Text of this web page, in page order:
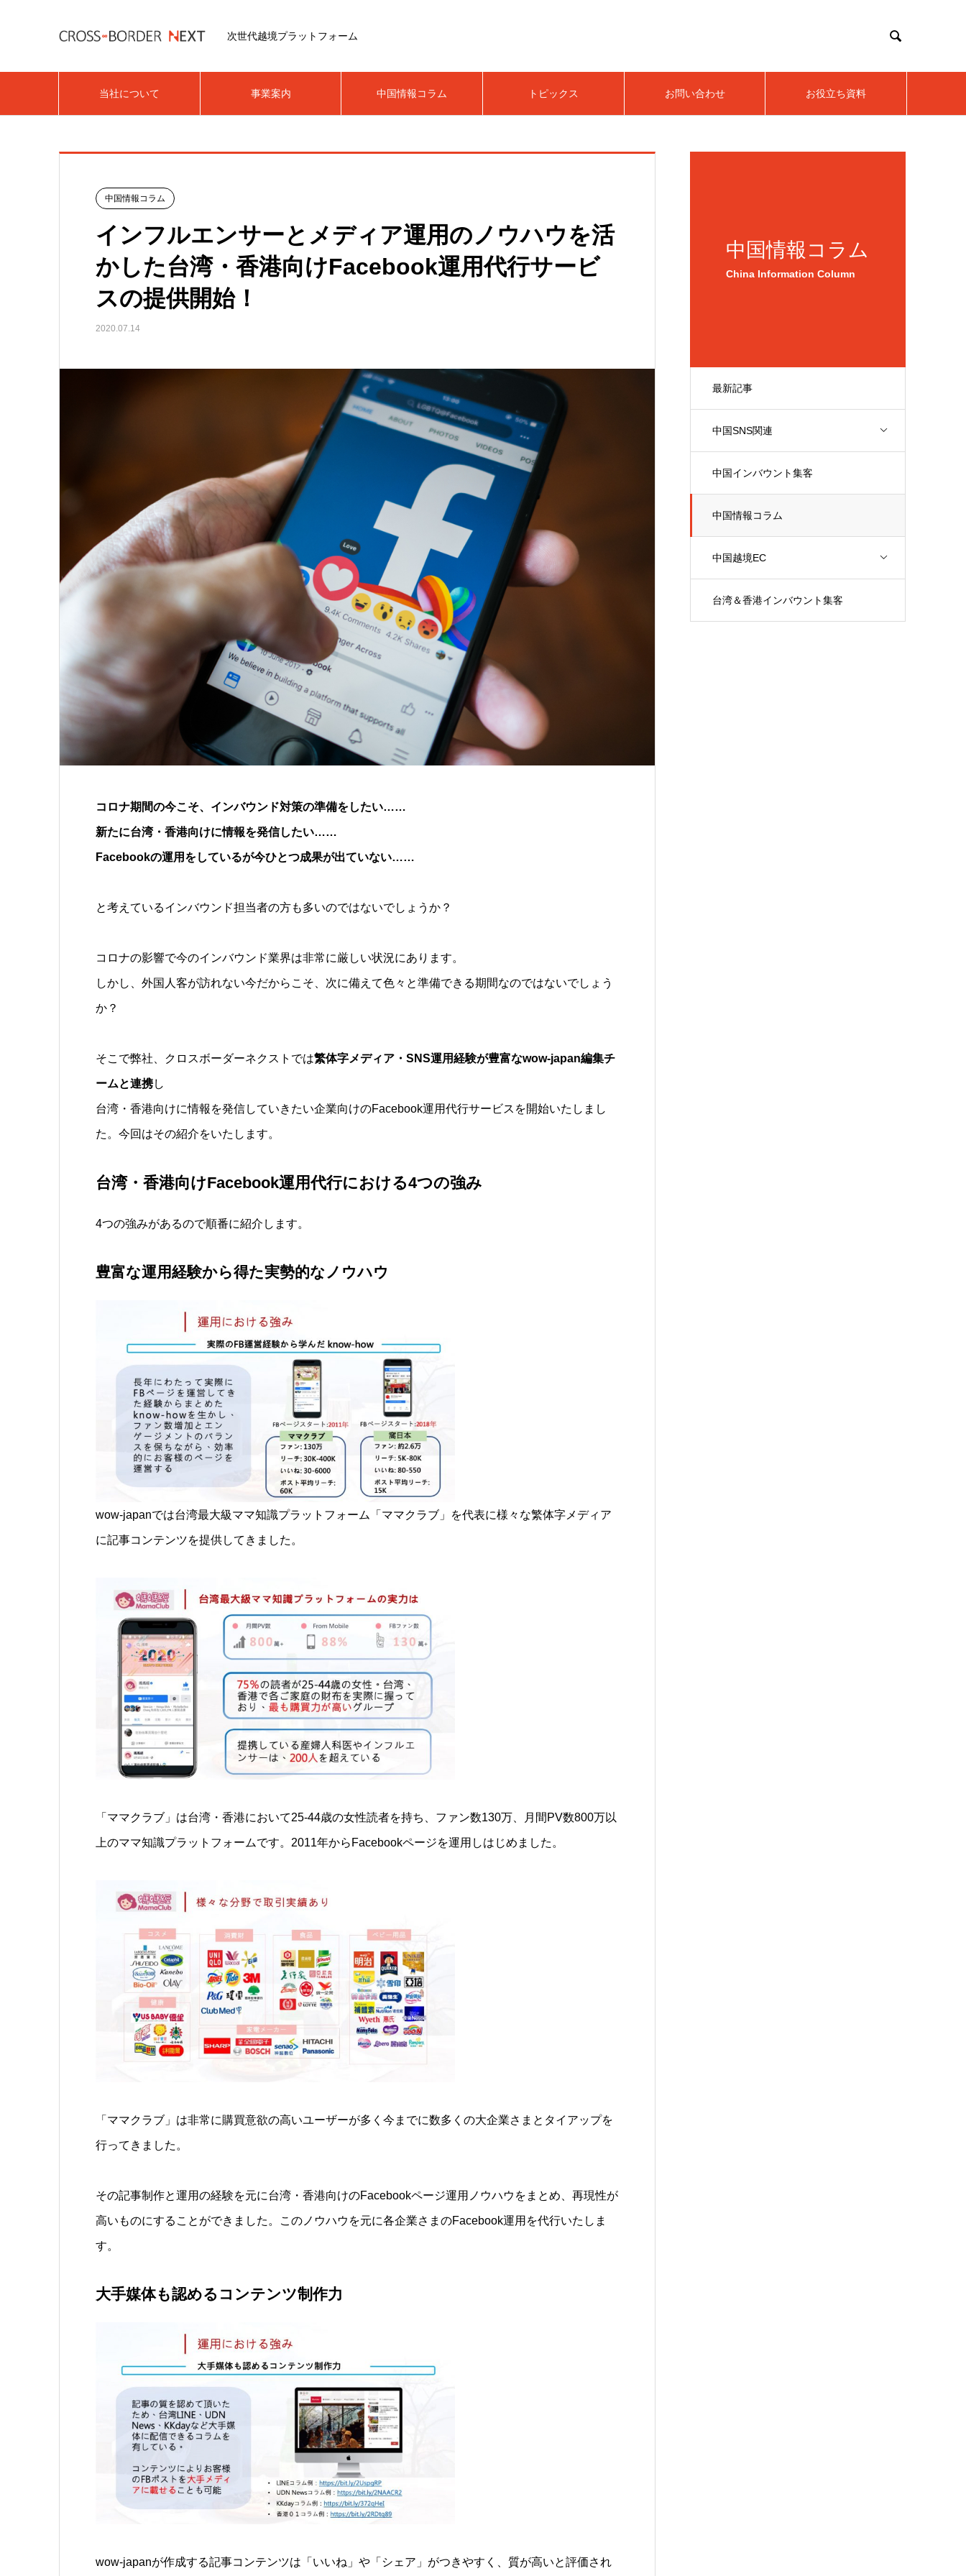
次世代越境プラットフォーム 
当社について 事業案内 中国情報コラム トピックス お問い合わせ お役立ち資料
中国情報コラム
China Information Column
最新記事
中国SNS関連
中国インバウント集客
中国情報コラム
中国越境EC
台湾＆香港インバウント集客
中国情報コラム
インフルエンサーとメディア運用のノウハウを活
かした台湾・香港向けFacebook運用代行サービ
スの提供開始！
2020.07.14
コロナ期間の今こそ、インバウンド対策の準備をしたい……
新たに台湾・香港向けに情報を発信したい……
Facebookの運用をしているが今ひとつ成果が出ていない……
と考えているインバウンド担当者の方も多いのではないでしょうか？
コロナの影響で今のインバウンド業界は非常に厳しい状況にあります。
しかし、外国人客が訪れない今だからこそ、次に備えて色々と準備できる期間なのではないでしょう
か？
そこで弊社、クロスボーダーネクストでは繁体字メディア・SNS運用経験が豊富なwow-japan編集チ
ームと連携し
台湾・香港向けに情報を発信していきたい企業向けのFacebook運用代行サービスを開始いたしまし
た。今回はその紹介をいたします。
台湾・香港向けFacebook運用代行における4つの強み
4つの強みがあるので順番に紹介します。
豊富な運用経験から得た実勢的なノウハウ
wow-japanでは台湾最大級ママ知識プラットフォーム「ママクラブ」を代表に様々な繁体字メディア
に記事コンテンツを提供してきました。
「ママクラブ」は台湾・香港において25-44歳の女性読者を持ち、ファン数130万、月間PV数800万以
上のママ知識プラットフォームです。2011年からFacebookページを運用しはじめました。
「ママクラブ」は非常に購買意欲の高いユーザーが多く今までに数多くの大企業さまとタイアップを
行ってきました。
その記事制作と運用の経験を元に台湾・香港向けのFacebookページ運用ノウハウをまとめ、再現性が
高いものにすることができました。このノウハウを元に各企業さまのFacebook運用を代行いたしま
す。
大手媒体も認めるコンテンツ制作力
wow-japanが作成する記事コンテンツは「いいね」や「シェア」がつきやすく、質が高いと評価され